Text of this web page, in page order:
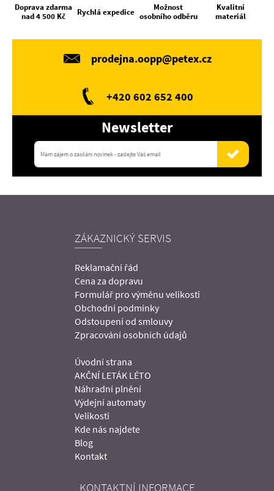
Doprava zdarma
nad 4 500 Kč
Rychlá expedice
Možnost
osobního odběru
Kvalitní
materiál
prodejna.oopp@petex.cz
+420 602 652 400
Newsletter
ZÁKAZNICKÝ SERVIS
Reklamační řád
Cena za dopravu
Formulář pro výměnu velikosti
Obchodní podmínky
Odstoupení od smlouvy
Zpracování osobních údajů
Úvodní strana
AKČNÍ LETÁK LÉTO
Náhradní plnění
Výdejní automaty
Velikosti
Kde nás najdete
Blog
Kontakt
KONTAKTNÍ INFORMACE